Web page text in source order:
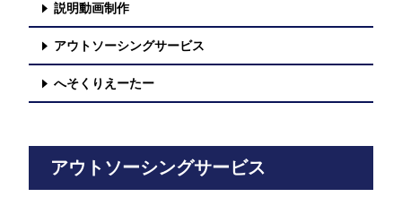
説明動画制作
アウトソーシングサービス
へそくりえーたー
アウトソーシングサービス